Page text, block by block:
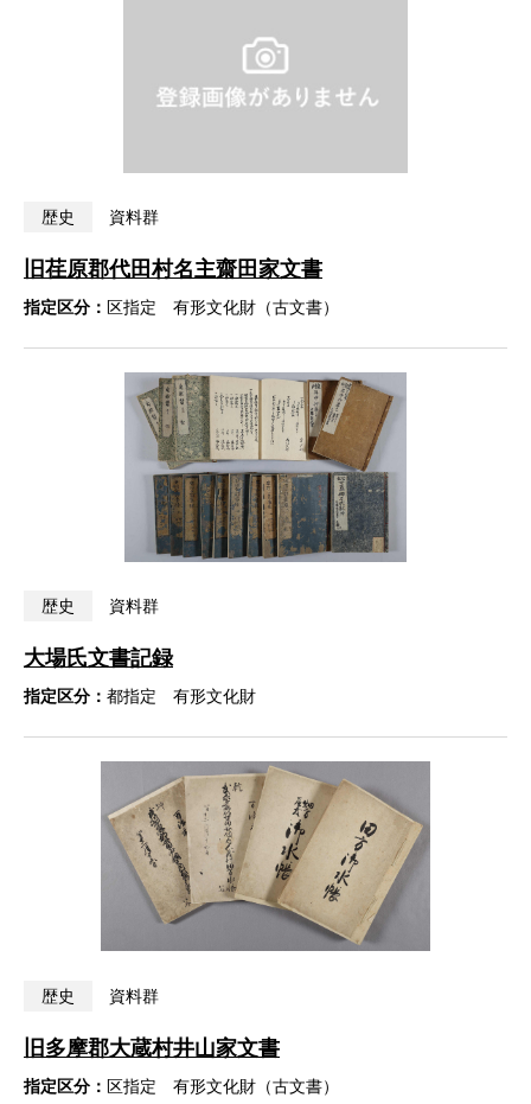
歴史 資料群
旧荏原郡代田村名主齋田家文書
指定区分： 区指定 有形文化財（古文書）
歴史 資料群
大場氏文書記録
指定区分： 都指定 有形文化財
歴史 資料群
旧多摩郡大蔵村井山家文書
指定区分： 区指定 有形文化財（古文書）